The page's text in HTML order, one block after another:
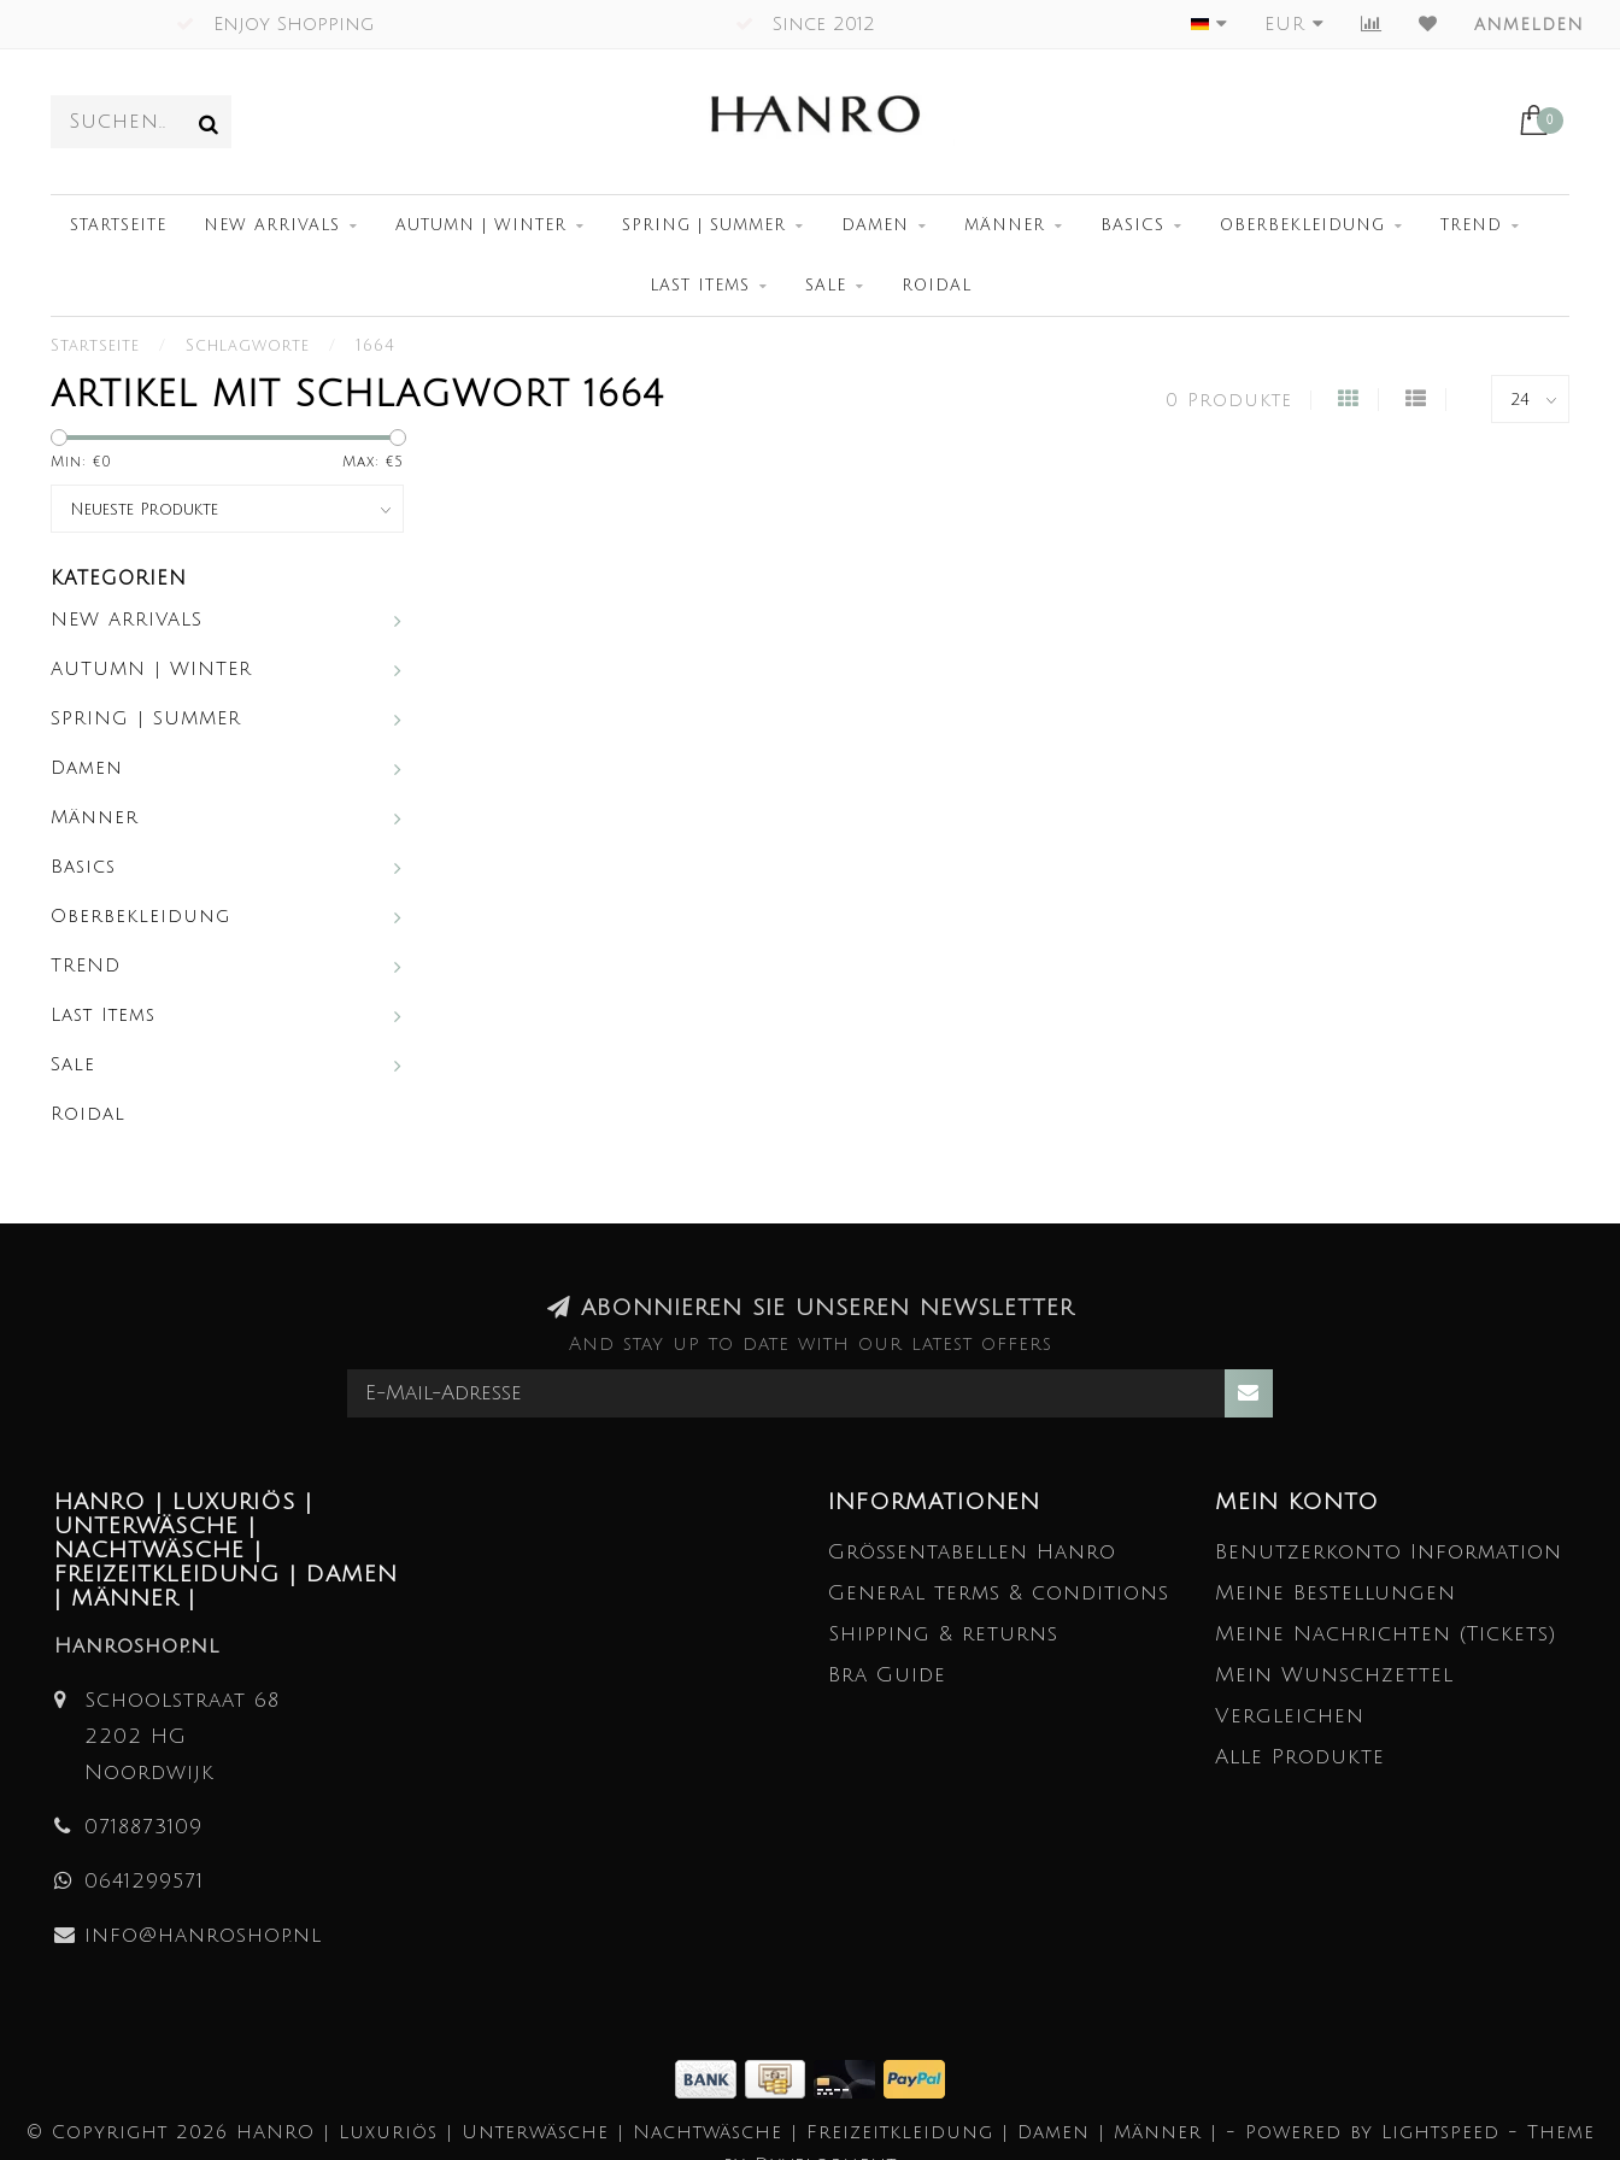
Enjoy Shopping Since 2012 Worldwide Shipment
EUR anmelden
0
STARTSEITE NEW ARRIVALS AUTUMN | WINTER SPRING | SUMMER DAMEN MÄNNER BASICS OBERBEKLEIDUNG TREND
LAST ITEMS SALE ROIDAL
Startseite Schlagworte 1664
ARTIKEL MIT SCHLAGWORT 1664 0 Produkte
Min: €0 Max: €5
KATEGORIEN
NEW ARRIVALS
AUTUMN | WINTER
SPRING | SUMMER
Damen
Männer
Basics
Oberbekleidung
TREND
Last Items
Sale
Roidal
ABONNIEREN SIE UNSEREN NEWSLETTER
And stay up to date with our latest offers
HANRO | LUXURIÖS |
UNTERWÄSCHE |
NACHTWÄSCHE |
FREIZEITKLEIDUNG | DAMEN
| MÄNNER |
Hanroshop.nl
Schoolstraat 68
2202 HG
Noordwijk
0718873109
0641299571
info@hanroshop.nl
INFORMATIONEN
Größentabellen Hanro
General terms & conditions
Shipping & returns
Bra Guide
MEIN KONTO
Benutzerkonto Information
Meine Bestellungen
Meine Nachrichten (Tickets)
Mein Wunschzettel
Vergleichen
Alle Produkte
© Copyright 2026 HANRO | Luxuriös | Unterwäsche | Nachtwäsche | Freizeitkleidung | Damen | Männer | - Powered by Lightspeed - Theme